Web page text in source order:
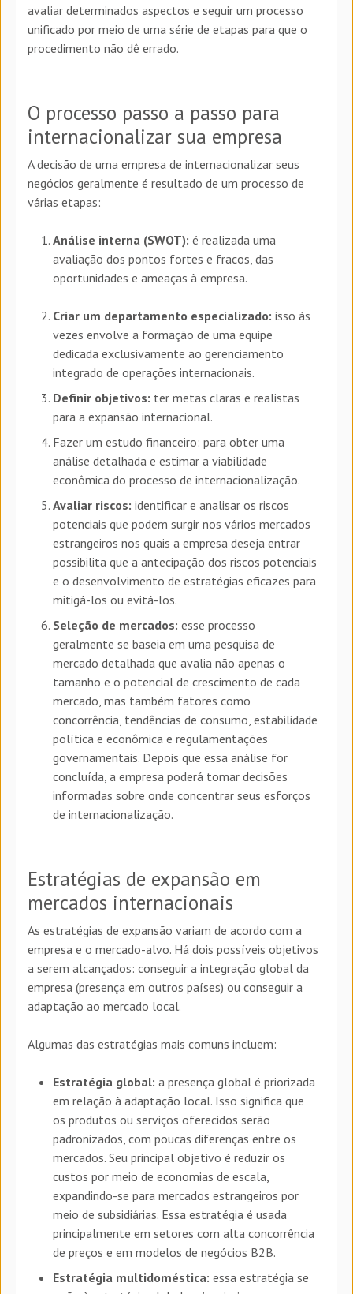
avaliar determinados aspectos e seguir um processo
unificado por meio de uma série de etapas para que o
procedimento não dê errado.
O processo passo a passo para
internacionalizar sua empresa
A decisão de uma empresa de internacionalizar seus
negócios geralmente é resultado de um processo de
várias etapas:
Análise interna (SWOT): é realizada uma
avaliação dos pontos fortes e fracos, das
oportunidades e ameaças à empresa.
Criar um departamento especializado: isso às
vezes envolve a formação de uma equipe
dedicada exclusivamente ao gerenciamento
integrado de operações internacionais.
Definir objetivos: ter metas claras e realistas
para a expansão internacional.
Fazer um estudo financeiro: para obter uma
análise detalhada e estimar a viabilidade
econômica do processo de internacionalização.
Avaliar riscos: identificar e analisar os riscos
potenciais que podem surgir nos vários mercados
estrangeiros nos quais a empresa deseja entrar
possibilita que a antecipação dos riscos potenciais
e o desenvolvimento de estratégias eficazes para
mitigá-los ou evitá-los.
Seleção de mercados: esse processo
geralmente se baseia em uma pesquisa de
mercado detalhada que avalia não apenas o
tamanho e o potencial de crescimento de cada
mercado, mas também fatores como
concorrência, tendências de consumo, estabilidade
política e econômica e regulamentações
governamentais. Depois que essa análise for
concluída, a empresa poderá tomar decisões
informadas sobre onde concentrar seus esforços
de internacionalização.
Estratégias de expansão em
mercados internacionais
As estratégias de expansão variam de acordo com a
empresa e o mercado-alvo. Há dois possíveis objetivos
a serem alcançados: conseguir a integração global da
empresa (presença em outros países) ou conseguir a
adaptação ao mercado local.
Algumas das estratégias mais comuns incluem:
Estratégia global: a presença global é priorizada
em relação à adaptação local. Isso significa que
os produtos ou serviços oferecidos serão
padronizados, com poucas diferenças entre os
mercados. Seu principal objetivo é reduzir os
custos por meio de economias de escala,
expandindo-se para mercados estrangeiros por
meio de subsidiárias. Essa estratégia é usada
principalmente em setores com alta concorrência
de preços e em modelos de negócios B2B.
Estratégia multidoméstica: essa estratégia se